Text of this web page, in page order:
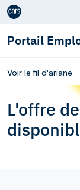
Aller au contenu
Portail
Voir le fil d'ariane
L'offre